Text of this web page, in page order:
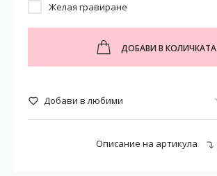
Желая гравиране
ДОБАВИ В КОЛИЧКАТА
Добави в любими
Описание на артикула